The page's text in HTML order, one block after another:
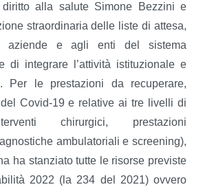
diritto alla salute Simone Bezzini e
straordinaria delle liste di attesa,
aziende e agli enti del sistema
di integrare l’attività istituzionale e
Per le prestazioni da recuperare,
Covid-19 e relative ai tre livelli di
chirurgici, prestazioni
ambulatoriali e screening),
ha stanziato tutte le risorse previste
2022 (la 234 del 2021) ovvero